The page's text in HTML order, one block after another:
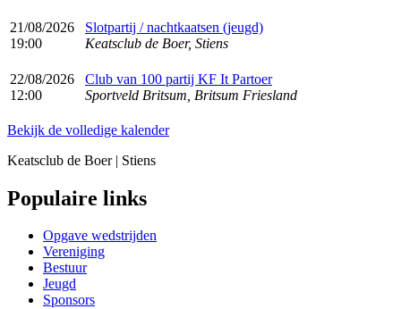
21/08/2026
19:00
Slotpartij / nachtkaatsen (jeugd)
Keatsclub de Boer, Stiens
22/08/2026
12:00
Club van 100 partij KF It Partoer
Sportveld Britsum, Britsum Friesland
Bekijk de volledige kalender
Keatsclub de Boer | Stiens
Populaire links
Opgave wedstrijden
Vereniging
Bestuur
Jeugd
Sponsors